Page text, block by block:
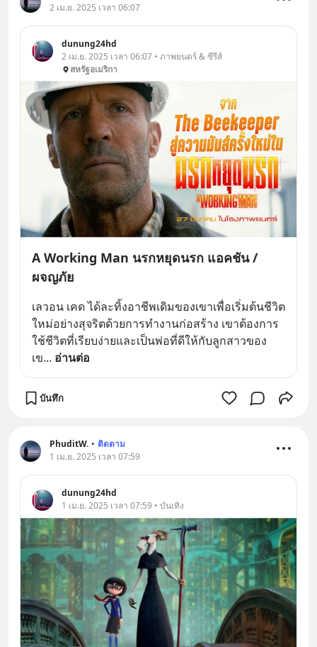
2 เม.ย. 2025 เวลา 06:07
dunung24hd
2 เม.ย. 2025 เวลา 06:07 • ภาพยนตร์ & ซีรีส์
สหรัฐอเมริกา
A Working Man นรกหยุดนรก แอคชัน /
ผจญภัย
เลวอน เคด ได้ละทิ้งอาชีพเดิมของเขาเพื่อเริ่มต้นชีวิต
ใหม่อย่างสุจริตด้วยการทำงานก่อสร้าง เขาต้องการ
ใช้ชีวิตที่เรียบง่ายและเป็นพ่อที่ดีให้กับลูกสาวของ
เข... อ่านต่อ
บันทึก
PhuditW. • ติดตาม
1 เม.ย. 2025 เวลา 07:59
dunung24hd
1 เม.ย. 2025 เวลา 07:59 • บันเทิง